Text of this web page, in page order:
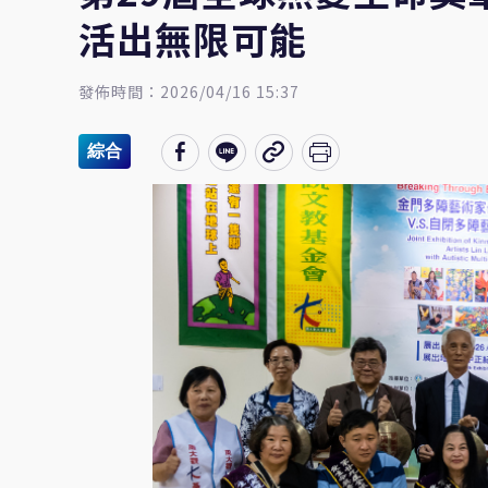
活出無限可能
發佈時間：2026/04/16 15:37
綜合